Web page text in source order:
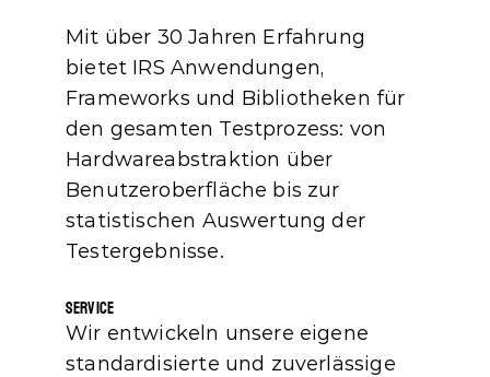
Mit über 30 Jahren Erfahrung
bietet IRS Anwendungen,
Frameworks und Bibliotheken für
den gesamten Testprozess: von
Hardwareabstraktion über
Benutzeroberfläche bis zur
statistischen Auswertung der
Testergebnisse.
Service
Wir entwickeln unsere eigene
standardisierte und zuverlässige